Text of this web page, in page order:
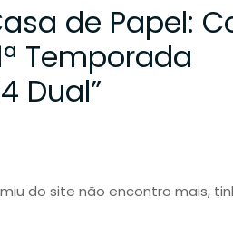
de Papel:
Temporada
Dual”
do site não encontro mais,